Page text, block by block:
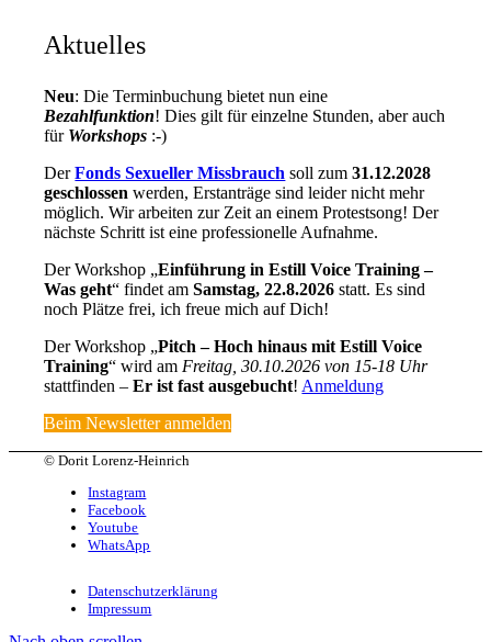
Aktuelles
Neu: Die Terminbuchung bietet nun eine
Bezahlfunktion! Dies gilt für einzelne Stunden, aber auch
für Workshops :-)
Der Fonds Sexueller Missbrauch soll zum31.12.2028
geschlossen werden, Erstanträge sind leider nicht mehr
möglich. Wir arbeiten zur Zeit an einem Protestsong! Der
nächste Schritt ist eine professionelle Aufnahme.
Der Workshop „Einführung in Estill Voice Training –
Was geht“ findet amSamstag, 22.8.2026 statt. Es sind
noch Plätze frei, ich freue mich auf Dich!
Der Workshop „Pitch – Hoch hinaus mit Estill Voice
Training“ wird am Freitag, 30.10.2026 von 15-18 Uhr
stattfinden –Er ist fast ausgebucht! Anmeldung
Beim Newsletter anmelden
© Dorit Lorenz-Heinrich
Instagram
Facebook
Youtube
WhatsApp
Datenschutzerklärung
Impressum